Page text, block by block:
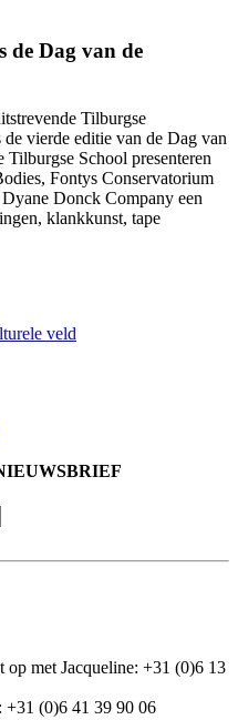
de Dag van de
Tilburgse
vierde editie van de Dag van
School presenteren
Fontys Conservatorium
Donck Company een
klankkunst, tape
veld
op met Jacqueline: +31 (0)6 13
+31 (0)6 41 39 90 06